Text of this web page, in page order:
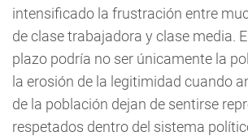
intensificado la frustración entre
de clase trabajadora y clase media.
plazo podría no ser únicamente la
la erosión de la legitimidad cuando
de la población dejan de sentirse
respetados dentro del sistema